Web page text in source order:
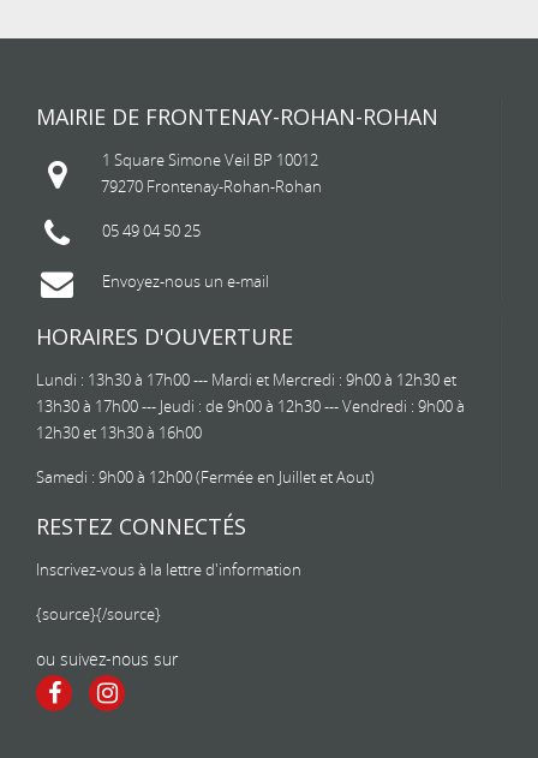
MAIRIE DE FRONTENAY-ROHAN-ROHAN
1 Square Simone Veil BP 10012
79270 Frontenay-Rohan-Rohan
05 49 04 50 25
Envoyez-nous un e-mail
HORAIRES D'OUVERTURE
Lundi : 13h30 à 17h00 --- Mardi et Mercredi : 9h00 à 12h30 et
13h30 à 17h00 --- Jeudi : de 9h00 à 12h30 --- Vendredi : 9h00 à
12h30 et 13h30 à 16h00
Samedi : 9h00 à 12h00 (Fermée en Juillet et Aout)
RESTEZ CONNECTÉS
Inscrivez-vous à la lettre d'information
{source}{/source}
ou suivez-nous sur